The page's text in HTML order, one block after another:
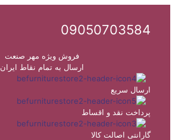
09050703584
فروش ویژه مهر صنعت
ارسال به تمام نقاط ایران
ارسال سریع
پرداخت نقد و اقساط
گارانتی اصالت کالا